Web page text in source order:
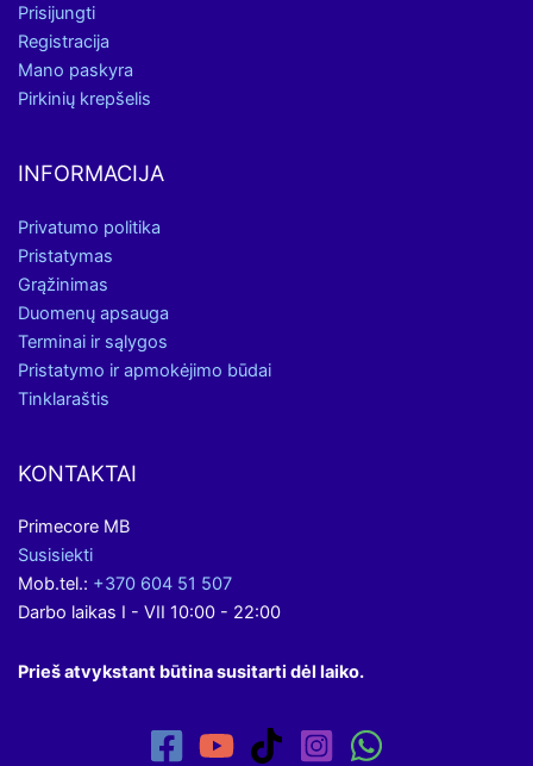
Prisijungti
Registracija
Mano paskyra
Pirkinių krepšelis
INFORMACIJA
Privatumo politika
Pristatymas
Grąžinimas
Duomenų apsauga
Terminai ir sąlygos
Pristatymo ir apmokėjimo būdai
Tinklaraštis
KONTAKTAI
Primecore MB
Susisiekti
Mob.tel.: +370 604 51 507
Darbo laikas I - VII 10:00 - 22:00
Prieš atvykstant būtina susitarti dėl laiko.